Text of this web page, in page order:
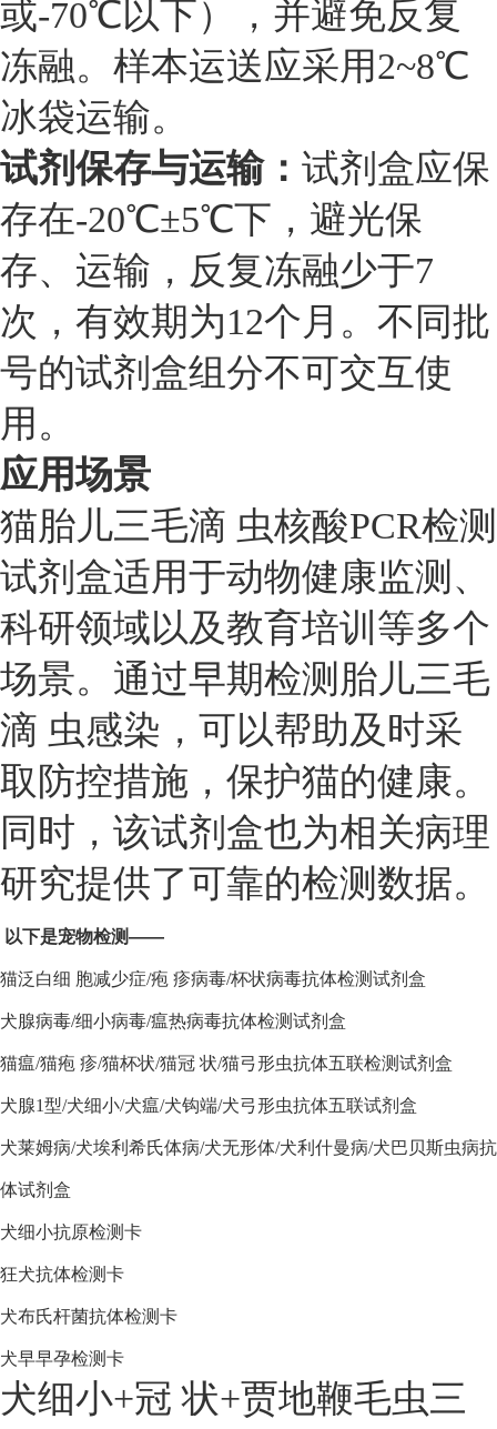
或-70℃以下），并避免反复
冻融。样本运送应采用2~8℃
冰袋运输。
试剂保存与运输： 试剂盒应保
存在-20℃±5℃下，避光保
存、运输，反复冻融少于7
次，有效期为12个月。不同批
号的试剂盒组分不可交互使
用。
应用场景
猫胎儿三毛滴 虫核酸PCR检测
试剂盒适用于动物健康监测、
科研领域以及教育培训等多个
场景。通过早期检测胎儿三毛
滴 虫感染，可以帮助及时采
取防控措施，保护猫的健康。
同时，该试剂盒也为相关病理
研究提供了可靠的检测数据。
以下是宠物检测——
猫泛白细 胞减少症/疱 疹病毒/杯状病毒抗体检测试剂盒
犬腺病毒/细小病毒/瘟热病毒抗体检测试剂盒
猫瘟/猫疱 疹/猫杯状/猫冠 状/猫弓形虫抗体五联检测试剂盒
犬腺1型/犬细小/犬瘟/犬钩端/犬弓形虫抗体五联试剂盒
犬莱姆病/犬埃利希氏体病/犬无形体/犬利什曼病/犬巴贝斯虫病抗
体试剂盒
犬细小抗原检测卡
狂犬抗体检测卡
犬布氏杆菌抗体检测卡
犬早早孕检测卡
犬细小+冠 状+贾地鞭毛虫三